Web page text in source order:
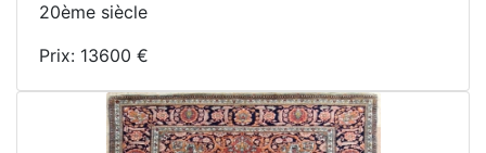
20ème siècle
Prix: 13600 €